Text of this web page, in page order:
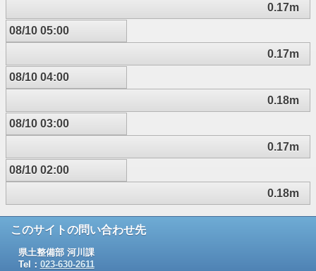
0.17m
08/10 05:00
0.17m
08/10 04:00
0.18m
08/10 03:00
0.17m
08/10 02:00
0.18m
このサイトの問い合わせ先
県土整備部 河川課
Tel： 023-630-2611